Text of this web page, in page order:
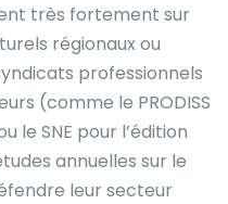
très fortement sur
régionaux ou
professionnels
(comme le PRODISS
le SNE pour l’édition
annuelles sur le
leur secteur